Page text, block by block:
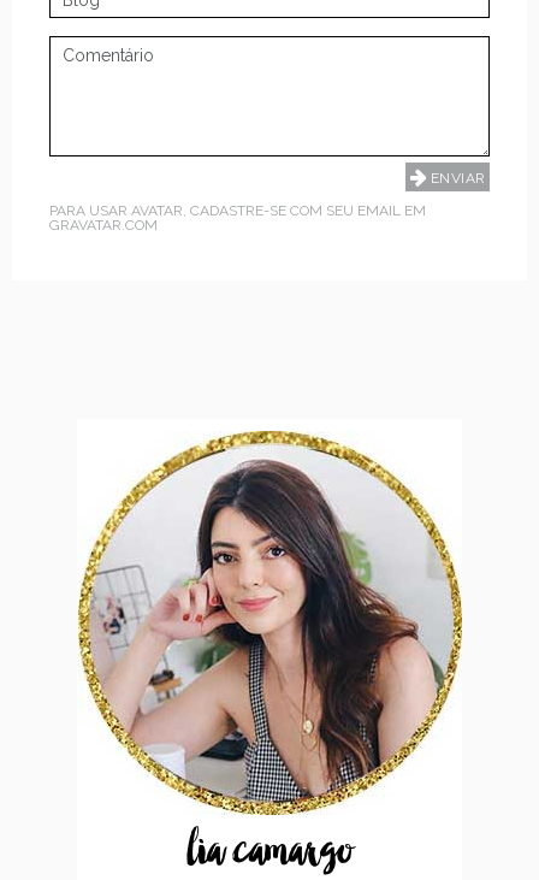
PARA USAR AVATAR, CADASTRE-SE COM SEU EMAIL EM
GRAVATAR.COM
lia camargo